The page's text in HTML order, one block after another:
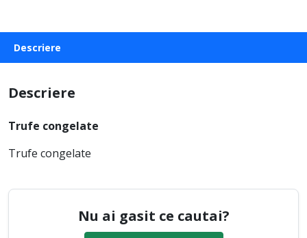
Descriere
Descriere
Trufe congelate
Trufe congelate
Nu ai gasit ce cautai?